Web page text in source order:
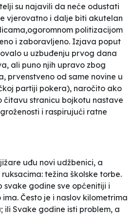
su najavili da neće odustati
vjerovatno i dalje biti akutelan
politizacijom
i zaboravljeno. Izjava poput
u uzbuđenju prvog dana
ali puno njih upravo zbog
prvenstveno od same novine u
partiji pokera), naročito ako
čitavu stranicu bojkotu nastave
i raspirujući ratne
uđu novi udžbenici, a
težina školske torbe.
svake godine sve općenitiji i
Često je i naslov kilometrima
; ili Svake godine isti problem, a